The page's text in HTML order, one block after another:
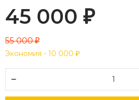
45 000 ₽
55 000₽
Экономия - 10 000 ₽